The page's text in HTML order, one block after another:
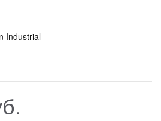
Industrial